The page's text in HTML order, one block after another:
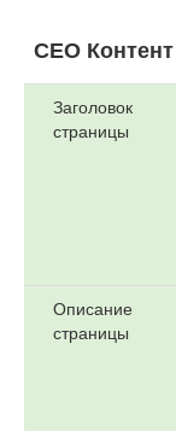
СЕО Контент
Заголовок
страницы
Описание
страницы